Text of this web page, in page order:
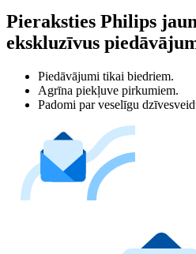
Pieraksties Philips
ekskluzīvus
Piedāvājumi tikai biedriem.
Agrīna piekļuve pirkumiem.
Padomi par veselīgu